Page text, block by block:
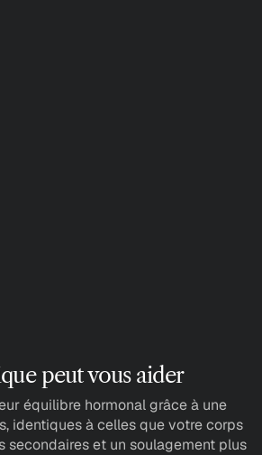
peut vous aider
équilibre hormonalgrâce à une
identiques à celles que votre corps
secondaireset un soulagement plus